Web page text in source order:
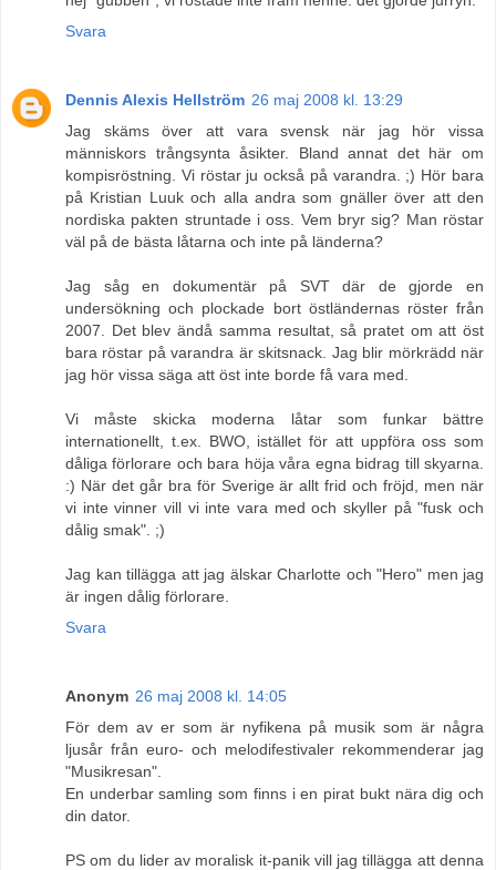
Svara
Dennis Alexis Hellström 26 maj 2008 kl. 13:29
Jag skäms över att vara svensk när jag hör vissa
människors trångsynta åsikter. Bland annat det här om
kompisröstning. Vi röstar ju också på varandra. ;) Hör bara
på Kristian Luuk och alla andra som gnäller över att den
nordiska pakten struntade i oss. Vem bryr sig? Man röstar
väl på de bästa låtarna och inte på länderna?
Jag såg en dokumentär på SVT där de gjorde en
undersökning och plockade bort östländernas röster från
2007. Det blev ändå samma resultat, så pratet om att öst
bara röstar på varandra är skitsnack. Jag blir mörkrädd när
jag hör vissa säga att öst inte borde få vara med.
Vi måste skicka moderna låtar som funkar bättre
internationellt, t.ex. BWO, istället för att uppföra oss som
dåliga förlorare och bara höja våra egna bidrag till skyarna.
:) När det går bra för Sverige är allt frid och fröjd, men när
vi inte vinner vill vi inte vara med och skyller på "fusk och
dålig smak". ;)
Jag kan tillägga att jag älskar Charlotte och "Hero" men jag
är ingen dålig förlorare.
Svara
Anonym 26 maj 2008 kl. 14:05
För dem av er som är nyfikena på musik som är några
ljusår från euro- och melodifestivaler rekommenderar jag
"Musikresan".
En underbar samling som finns i en pirat bukt nära dig och
din dator.
PS om du lider av moralisk it-panik vill jag tillägga att denna